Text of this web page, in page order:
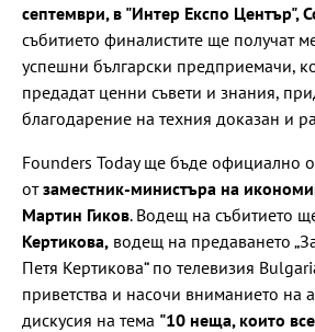
септември, в "Интер Експо Център",
събитието финалистите ще получат
успешни български предприемачи,
предадат ценни съвети и знания,
благодарение на техния доказан и
Founders Today ще бъде официално
отзаместник-министъра на
Мартин Гиков. Водещ на събитието
Кертикова, водещ на предаването
Петя Кертикова“ по телевизия
приветства и насочи вниманието на
дискусия на тема "10 неща, които